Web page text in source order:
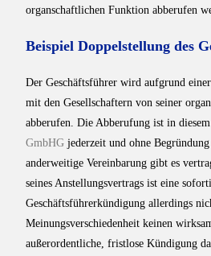
organschaftlichen Funktion abberufen
Beispiel Doppelstellung des
Der Geschäftsführer wird aufgrund
mit den Gesellschaftern von seiner
abberufen. Die Abberufung ist in
GmbHG jederzeit und ohne
anderweitige Vereinbarung gibt es
seines Anstellungsvertrags ist eine
Geschäftsführerkündigung allerdings
Meinungsverschiedenheit keinen
außerordentliche, fristlose Kündigung